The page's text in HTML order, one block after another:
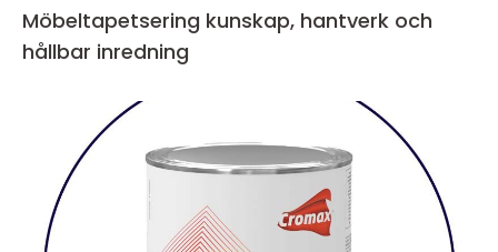
Möbeltapetsering kunskap, hantverk och
hållbar inredning